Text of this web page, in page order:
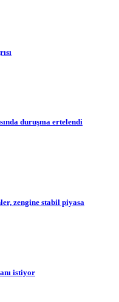
duruşma ertelendi
zengine stabil piyasa
istiyor